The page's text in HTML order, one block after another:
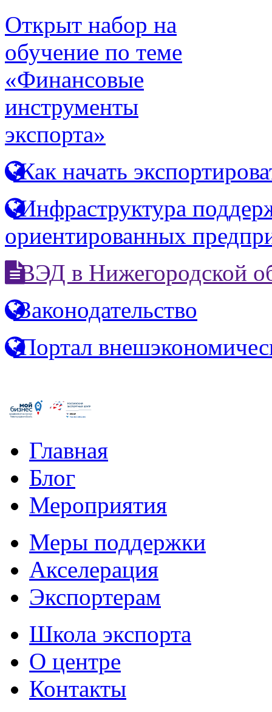
Открыт набор на
обучение по теме
«Финансовые
инструменты
экспорта»
Как начать
Инфраструктура
ориентированных
ВЭД в Нижегородской
Законодательство
Портал
Главная
Блог
Мероприятия
Меры поддержки
Акселерация
Экспортерам
Школа экспорта
О центре
Контакты